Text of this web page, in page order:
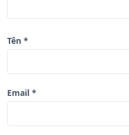
Tên *
Email *